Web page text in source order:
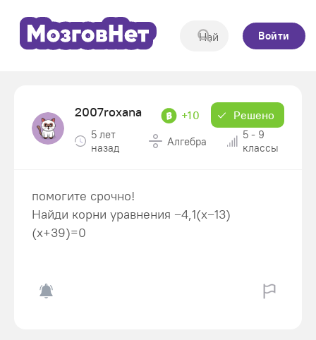
Войти
2007roxana +10 Решено
5 лет
назад
Алгебра
5 - 9
классы
помогите срочно!
Найди корни уравнения −4,1(x−13)
(x+39)=0